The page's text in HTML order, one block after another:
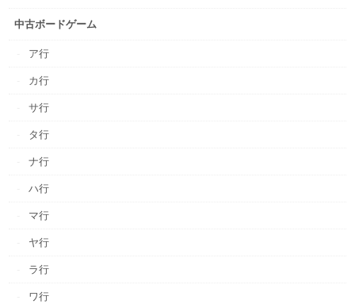
中古ボードゲーム
ア行
カ行
サ行
タ行
ナ行
ハ行
マ行
ヤ行
ラ行
ワ行